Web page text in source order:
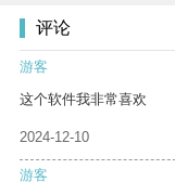
评论
游客
这个软件我非常喜欢
2024-12-10
游客